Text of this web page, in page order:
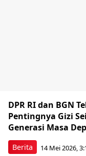
Berita
DPR RI dan BGN
Pentingnya Gizi
Generasi Masa
14 Mei 2026,